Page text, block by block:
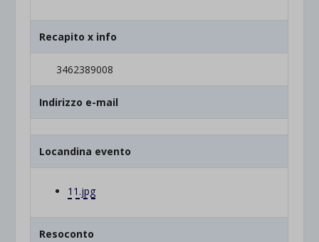
Recapito x info
3462389008
Indirizzo e-mail
Locandina evento
11.jpg
Resoconto